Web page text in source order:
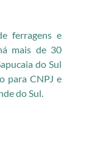
ferragens e
mais de 30
do Sul
para CNPJ e
do Sul.